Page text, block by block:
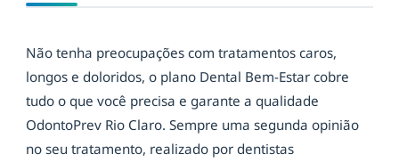
Não tenha preocupações com tratamentos caros,
longos e doloridos, o plano Dental Bem-Estar cobre
tudo o que você precisa e garante a qualidade
OdontoPrev Rio Claro. Sempre uma segunda opinião
no seu tratamento, realizado por dentistas